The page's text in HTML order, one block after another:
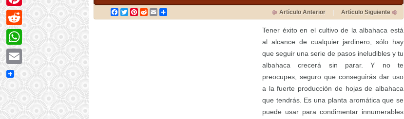
Facebook
TwitterPinterest
RedditEmail Artículo Anterior Artículo Siguiente
Tener éxito en el cultivo de la albahaca está
al alcance de cualquier jardinero, sólo hay
que seguir una serie de pasos ineludibles y tu
albahaca crecerá sin parar. Y no te
preocupes, seguro que conseguirás dar uso
a la fuerte producción de hojas de albahaca
que tendrás. Es una planta aromática que se
puede usar para condimentar innumerables
Pinterest
Reddit
WhatsApp
Email